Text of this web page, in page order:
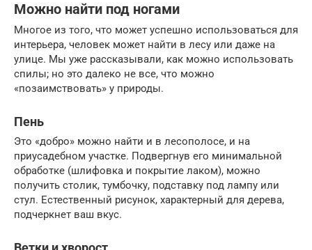
Можно найти под ногами
Многое из того, что может успешно использоваться для
интерьера, человек может найти в лесу или даже на
улице. Мы уже рассказывали, как можно использовать
спилы; но это далеко не все, что можно
«позаимствовать» у природы.
Пень
Это «добро» можно найти и в лесополосе, и на
приусадебном участке. Подвергнув его минимальной
обработке (шлифовка и покрытие лаком), можно
получить столик, тумбочку, подставку под лампу или
стул. Естественный рисунок, характерный для дерева,
подчеркнет ваш вкус.